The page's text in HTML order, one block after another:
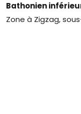
Bathonien
Zone à Zigzag,